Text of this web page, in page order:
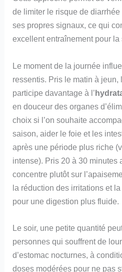
de limiter le risque de diarrhée
ses propres signaux, ce qui
excellent entraînement pour la
Le moment de la journée
ressentis. Pris le matin à jeun,
participe davantage à l’
en douceur des organes
choix si l’on souhaite
saison, aider le foie et les
après une période plus riche
intense). Pris 20 à 30 minutes
concentre plutôt sur
la réduction des irritations et
pour une digestion plus fluide.
Le soir, une petite quantité
personnes qui souffrent de
d’estomac nocturnes, à
doses modérées pour ne pas